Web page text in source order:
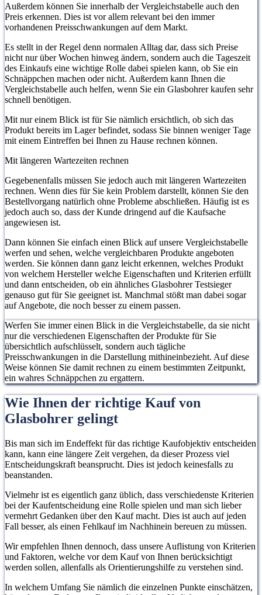
Außerdem können Sie innerhalb der Vergleichstabelle auch den
Preis erkennen. Dies ist vor allem relevant bei den immer
vorhandenen Preisschwankungen auf dem Markt.
Es stellt in der Regel denn normalen Alltag dar, dass sich Preise
nicht nur über Wochen hinweg ändern, sondern auch die Tageszeit
des Einkaufs eine wichtige Rolle dabei spielen kann, ob Sie ein
Schnäppchen machen oder nicht. Außerdem kann Ihnen die
Vergleichstabelle auch helfen, wenn Sie ein Glasbohrer kaufen sehr
schnell benötigen.
Mit nur einem Blick ist für Sie nämlich ersichtlich, ob sich das
Produkt bereits im Lager befindet, sodass Sie binnen weniger Tage
mit einem Eintreffen bei Ihnen zu Hause rechnen können.
Mit längeren Wartezeiten rechnen
Gegebenenfalls müssen Sie jedoch auch mit längeren Wartezeiten
rechnen. Wenn dies für Sie kein Problem darstellt, können Sie den
Bestellvorgang natürlich ohne Probleme abschließen. Häufig ist es
jedoch auch so, dass der Kunde dringend auf die Kaufsache
angewiesen ist.
Dann können Sie einfach einen Blick auf unsere Vergleichstabelle
werfen und sehen, welche vergleichbaren Produkte angeboten
werden. Sie können dann ganz leicht erkennen, welches Produkt
von welchem Hersteller welche Eigenschaften und Kriterien erfüllt
und dann entscheiden, ob ein ähnliches Glasbohrer Testsieger
genauso gut für Sie geeignet ist. Manchmal stößt man dabei sogar
auf Angebote, die noch besser zu einem passen.
Werfen Sie immer einen Blick in die Vergleichstabelle, da sie nicht
nur die verschiedenen Eigenschaften der Produkte für Sie
übersichtlich aufschlüsselt, sondern auch tägliche
Preisschwankungen in die Darstellung mithineinbezieht. Auf diese
Weise können Sie damit rechnen zu einem bestimmten Zeitpunkt,
ein wahres Schnäppchen zu ergattern.
Wie Ihnen der richtige Kauf von
Glasbohrer gelingt
Bis man sich im Endeffekt für das richtige Kaufobjektiv entscheiden
kann, kann eine längere Zeit vergehen, da dieser Prozess viel
Entscheidungskraft beansprucht. Dies ist jedoch keinesfalls zu
beanstanden.
Vielmehr ist es eigentlich ganz üblich, dass verschiedenste Kriterien
bei der Kaufentscheidung eine Rolle spielen und man sich lieber
vermehrt Gedanken über den Kauf macht. Dies ist auch auf jeden
Fall besser, als einen Fehlkauf im Nachhinein bereuen zu müssen.
Wir empfehlen Ihnen dennoch, dass unsere Auflistung von Kriterien
und Faktoren, welche vor dem Kauf von Ihnen berücksichtigt
werden sollen, allenfalls als Orientierungshilfe zu verstehen sind.
In welchem Umfang Sie nämlich die einzelnen Punkte einschätzen,